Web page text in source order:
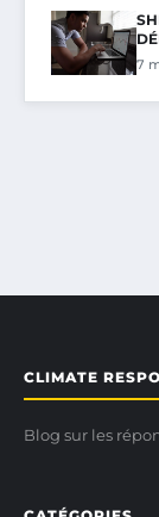
7
CLIMATE
Blog sur les